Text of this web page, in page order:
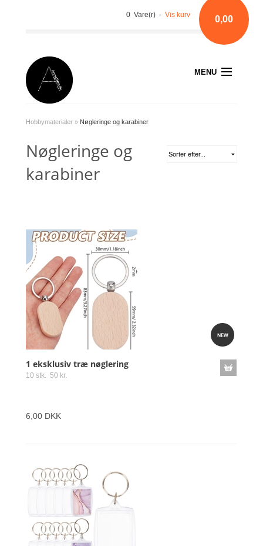
0 Vare(r) - Vis kurv 0,00
MENU
Hobbymaterialer » Nøgleringe og karabiner
Nøgleringe og
karabiner
1 eksklusiv træ nøglering
10 stk. 50 kr.
6,00 DKK